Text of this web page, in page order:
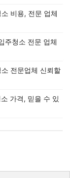
비용, 전문 업체
주청소 전문 업체
전문업체 신뢰할
가격, 믿을 수 있